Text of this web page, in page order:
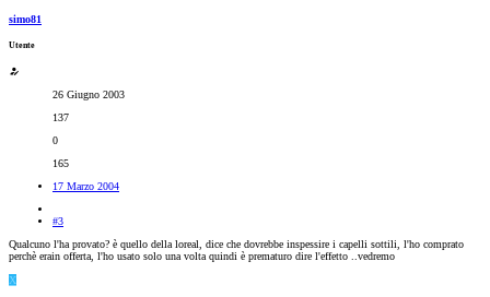
simo81
Utente
26 Giugno 2003
137
0
165
17 Marzo 2004
#3
Qualcuno l'ha provato? è quello della loreal, dice che dovrebbe inspessire i capelli sottili, l'ho comprato
perchè erain offerta, l'ho usato solo una volta quindi è prematuro dire l'effetto ..vedremo
X